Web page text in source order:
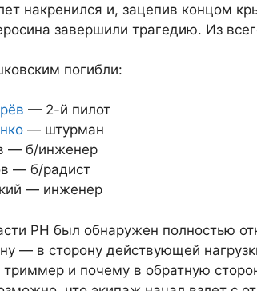
накренился и, зацепив концом
завершили трагедию. Из
погибли:
— 2-й пилот
— штурман
— б/инженер
— б/радист
— инженер
РН был обнаружен полностью
— в сторону действующей
триммер и почему в обратную